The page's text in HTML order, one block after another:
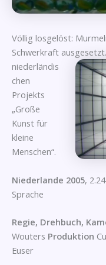
Völlig losgelöst:
Schwerkraft ausgesetzt.
niederländis
chen
Projekts
„Große
Kunst für
kleine
Menschen“.
Niederlande 2005,
Sprache
Regie, Drehbuch,
Wouters Produktion
Euser